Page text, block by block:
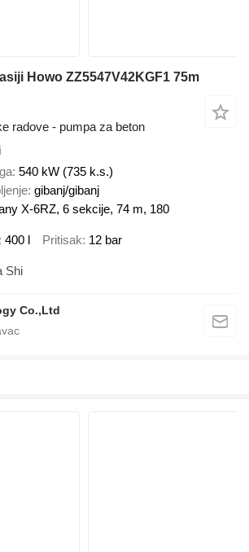
Howo ZZ5547V42KGF1 75m
radove - pumpa za beton
540 kW (735 k.s.)
gibanj/gibanj
X-6RZ, 6 sekcije, 74 m, 180
400 l Pritisak 12 bar
Shi
Co.,Ltd